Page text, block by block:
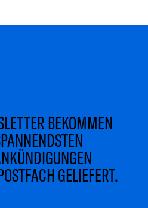
BEKOMMEN
GELIEFERT.